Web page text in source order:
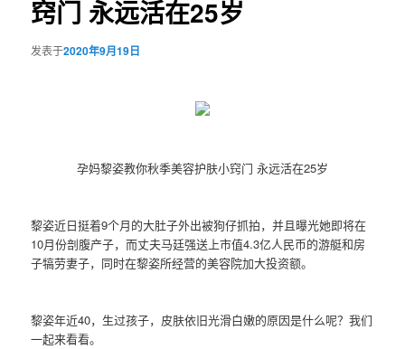
窍门 永远活在25岁
发表于2020年9月19日
孕妈黎姿教你秋季美容护肤小窍门 永远活在25岁
黎姿近日挺着9个月的大肚子外出被狗仔抓拍，并且曝光她即将在
10月份剖腹产子，而丈夫马廷强送上市值4.3亿人民币的游艇和房
子犒劳妻子，同时在黎姿所经营的美容院加大投资额。
黎姿年近40，生过孩子，皮肤依旧光滑白嫩的原因是什么呢？我们
一起来看看。